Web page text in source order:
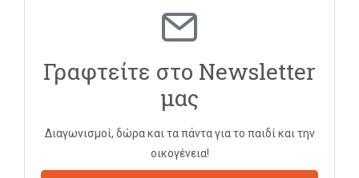
Γραφτείτε στο Newsletter
μας
Διαγωνισμοί, δώρα και τα πάντα για το παιδί και την
οικογένεια!